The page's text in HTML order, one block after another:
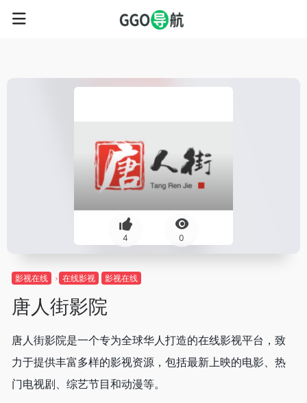
4 0
影视在线 在线影视 影视在线
唐人街影院
唐人街影院是一个专为全球华人打造的在线影视平台，致
力于提供丰富多样的影视资源，包括最新上映的电影、热
门电视剧、综艺节目和动漫等。